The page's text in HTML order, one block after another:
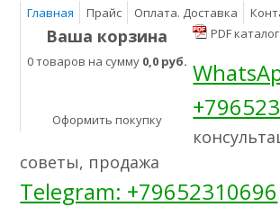
Главная Прайс Оплата. Доставка
Ваша корзина
0 товаров на сумму 0,0 руб.
Оформить покупку
PDF
советы, продажа
Telegram: +79652310696